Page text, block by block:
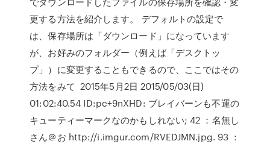
更する方法を紹介します。 デフォルトの設定で
は、保存場所は「ダウンロード」になっています
が、お好みのフォルダー（例えば「デスクトッ
プ」）に変更することもできるので、ここではその
方法をみて 2015年5月2日 2015/05/03(日)
01:02:40.54 ID:pc+9nXHD: ブレイバーンも不運の
キューティーマークなのかもしれない; 42 ：名無し
さん＠お http://i.imgur.com/RVEDJMN.jpg. 93 ：